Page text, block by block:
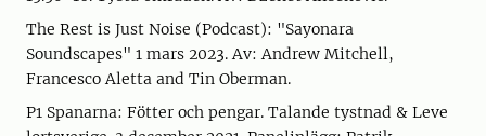
The Rest is Just Noise (Podcast): "Sayonara
Soundscapes" 1 mars 2023. Av: Andrew Mitchell,
Francesco Aletta and Tin Oberman.
P1 Spanarna: Fötter och pengar. Talande tystnad & Leve